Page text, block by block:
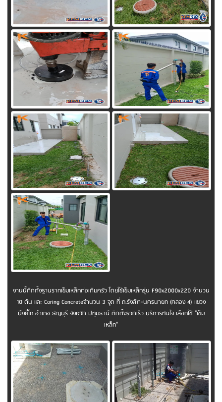
งานนี้ติดตั้งฐานรากเข็มเหล็กต่อเติมครัว โดยใช้เข็มเหล็กรุ่น F90x2000x220 จำนวน
10 ต้น และ Coring Concreteจำนวน 3 จุด ที่ ถ.รังสิต-นครนายก (คลอง 4) แขวง
บึงยี่โถ อำเภอ ธัญบุรี จังหวัด ปทุมธานี ติดตั้งรวดเร็ว บริการทันใจ เลือกใช้ "เข็ม
เหล็ก"